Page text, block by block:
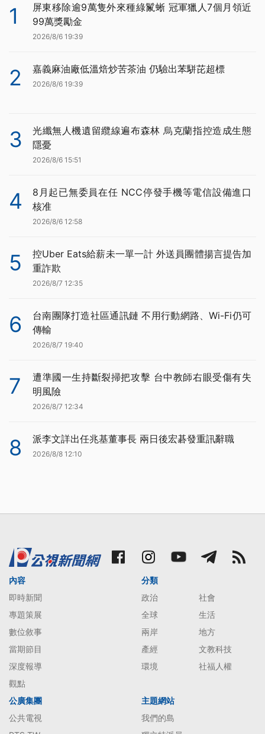
1
屏東移除逾9萬隻外來種綠鬣蜥 冠軍獵人7個月領近
99萬獎勵金
2026/8/6 19:39
2 嘉義麻油廠低溫焙炒苦茶油 仍驗出苯駢芘超標
2026/8/6 19:39
3
光纖無人機遺留纜線遍布森林 烏克蘭指控造成生態
隱憂
2026/8/6 15:51
4
8月起已無委員在任 NCC停發手機等電信設備進口
核准
2026/8/6 12:58
5
控Uber Eats給薪未一單一計 外送員團體揚言提告加
重詐欺
2026/8/7 12:35
6
台南團隊打造社區通訊鏈 不用行動網路、Wi-Fi仍可
傳輸
2026/8/7 19:40
7
遭準國一生持斷裂掃把攻擊 台中教師右眼受傷有失
明風險
2026/8/7 12:34
8 派李文詳出任兆基董事長 兩日後宏碁發重訊辭職
2026/8/8 12:10
內容
即時新聞
專題策展
數位敘事
當期節目
深度報導
觀點
分類
政治
社會
全球
生活
兩岸
地方
產經
文教科技
環境
社福人權
公廣集團
公共電視
主題網站
我們的島